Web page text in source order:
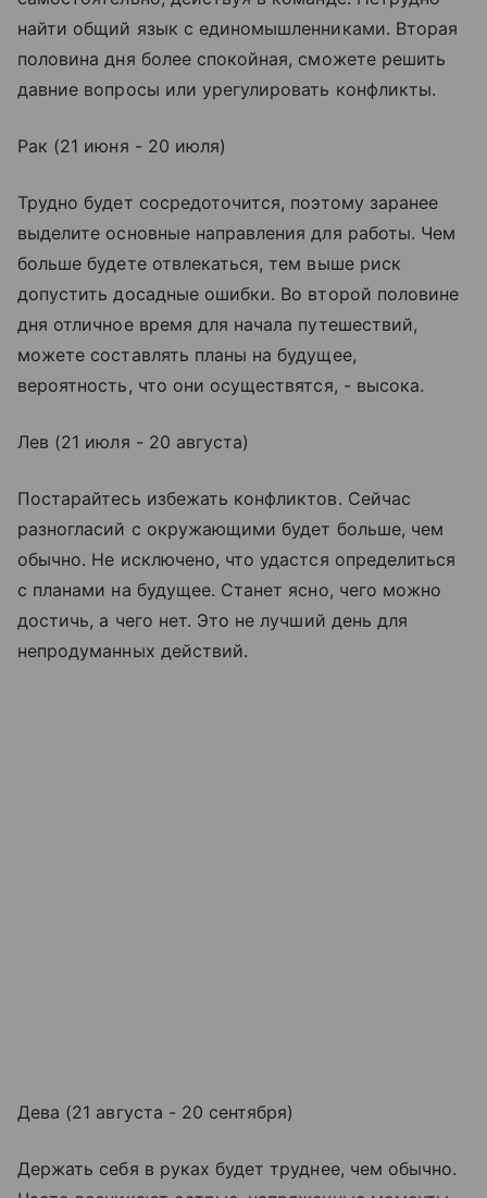
найти общий язык с единомышленниками. Вторая
половина дня более спокойная, сможете решить
давние вопросы или урегулировать конфликты.
Рак (21 июня - 20 июля)
Трудно будет сосредоточится, поэтому заранее
выделите основные направления для работы. Чем
больше будете отвлекаться, тем выше риск
допустить досадные ошибки. Во второй половине
дня отличное время для начала путешествий,
можете составлять планы на будущее,
вероятность, что они осуществятся, - высока.
Лев (21 июля - 20 августа)
Постарайтесь избежать конфликтов. Сейчас
разногласий с окружающими будет больше, чем
обычно. Не исключено, что удастся определиться
с планами на будущее. Станет ясно, чего можно
достичь, а чего нет. Это не лучший день для
непродуманных действий.
Дева (21 августа - 20 сентября)
Держать себя в руках будет труднее, чем обычно.